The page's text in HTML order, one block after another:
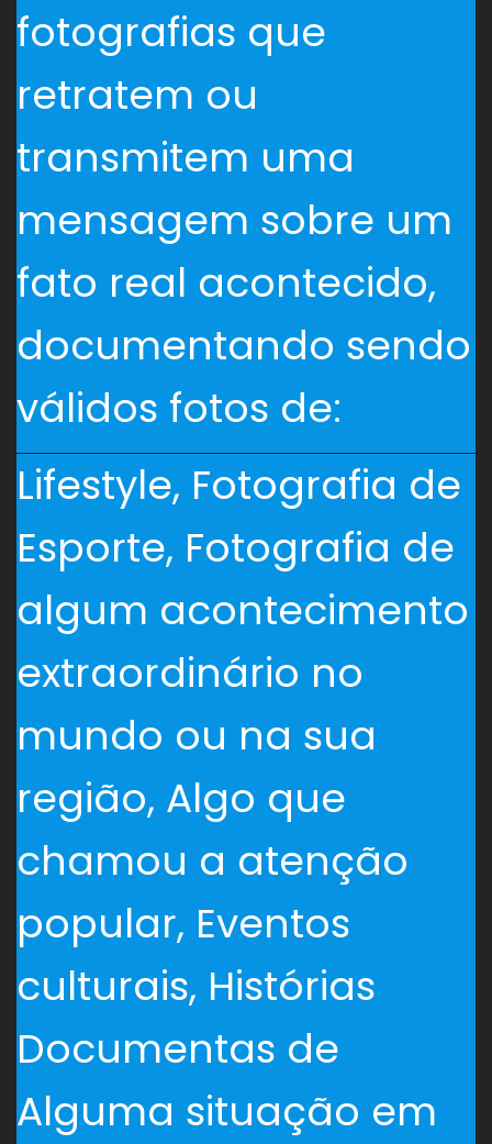
fotografias que
retratem ou
transmitem uma
mensagem sobre um
fato real acontecido,
documentando sendo
válidos fotos de:
Lifestyle, Fotografia de
Esporte, Fotografia de
algum acontecimento
extraordinário no
mundo ou na sua
região, Algo que
chamou a atenção
popular, Eventos
culturais, Histórias
Documentas de
Alguma situação em